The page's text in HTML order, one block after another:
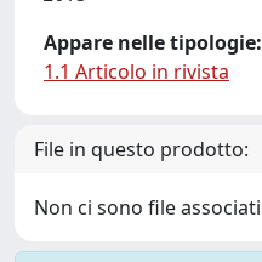
Appare nelle tipologie:
1.1 Articolo in rivista
File in questo prodotto:
Non ci sono file